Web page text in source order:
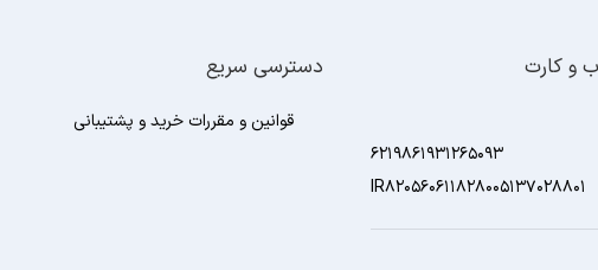
و کارت
6219861931265093
IR820560611828005137028801
دسترسی سریع
قوانین و مقررات خرید و پشتیبانی